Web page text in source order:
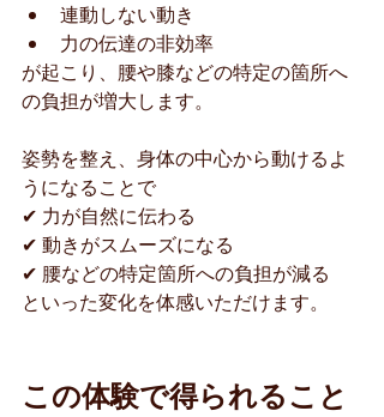
連動しない動き
力の伝達の非効率
が起こり、腰や膝などの特定の箇所へ
の負担が増大します。
姿勢を整え、身体の中心から動けるよ
うになることで
✔ 力が自然に伝わる
✔ 動きがスムーズになる
✔ 腰などの特定箇所への負担が減る
といった変化を体感いただけます。
この体験で得られること